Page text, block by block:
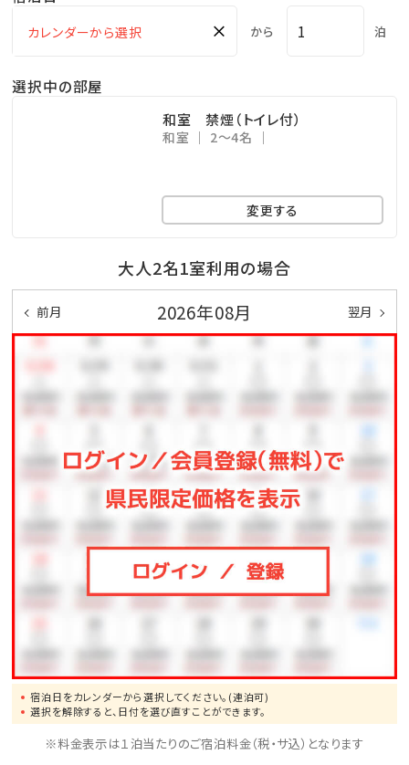
ご連絡ください。
《温泉/24時間入浴可能》
男女ともに、最上階の大浴場と展望露天風呂がござい
ます。
霧島の新緑と、夜は星空の下でいやしのひと時を
《注》
・お部屋にはお風呂がございません
× から 泊
選択中の部屋
和室 禁煙（トイレ付）
和室 2～4名
変更する
大人2名1室利用の場合
前月 2026年08月 翌月
宿泊日をカレンダーから選択してください。(連泊可)
選択を解除すると、日付を選び直すことができます。
※料金表示は１泊当たりのご宿泊料金（税・サ込）となります